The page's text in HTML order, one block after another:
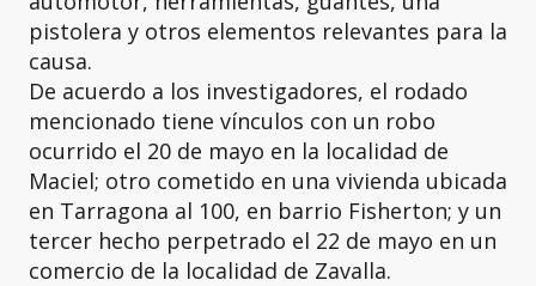
pistolera y otros elementos relevantes para la
causa.
De acuerdo a los investigadores, el rodado
mencionado tiene vínculos con un robo
ocurrido el 20 de mayo en la localidad de
Maciel; otro cometido en una vivienda ubicada
en Tarragona al 100, en barrio Fisherton; y un
tercer hecho perpetrado el 22 de mayo en un
comercio de la localidad de Zavalla.